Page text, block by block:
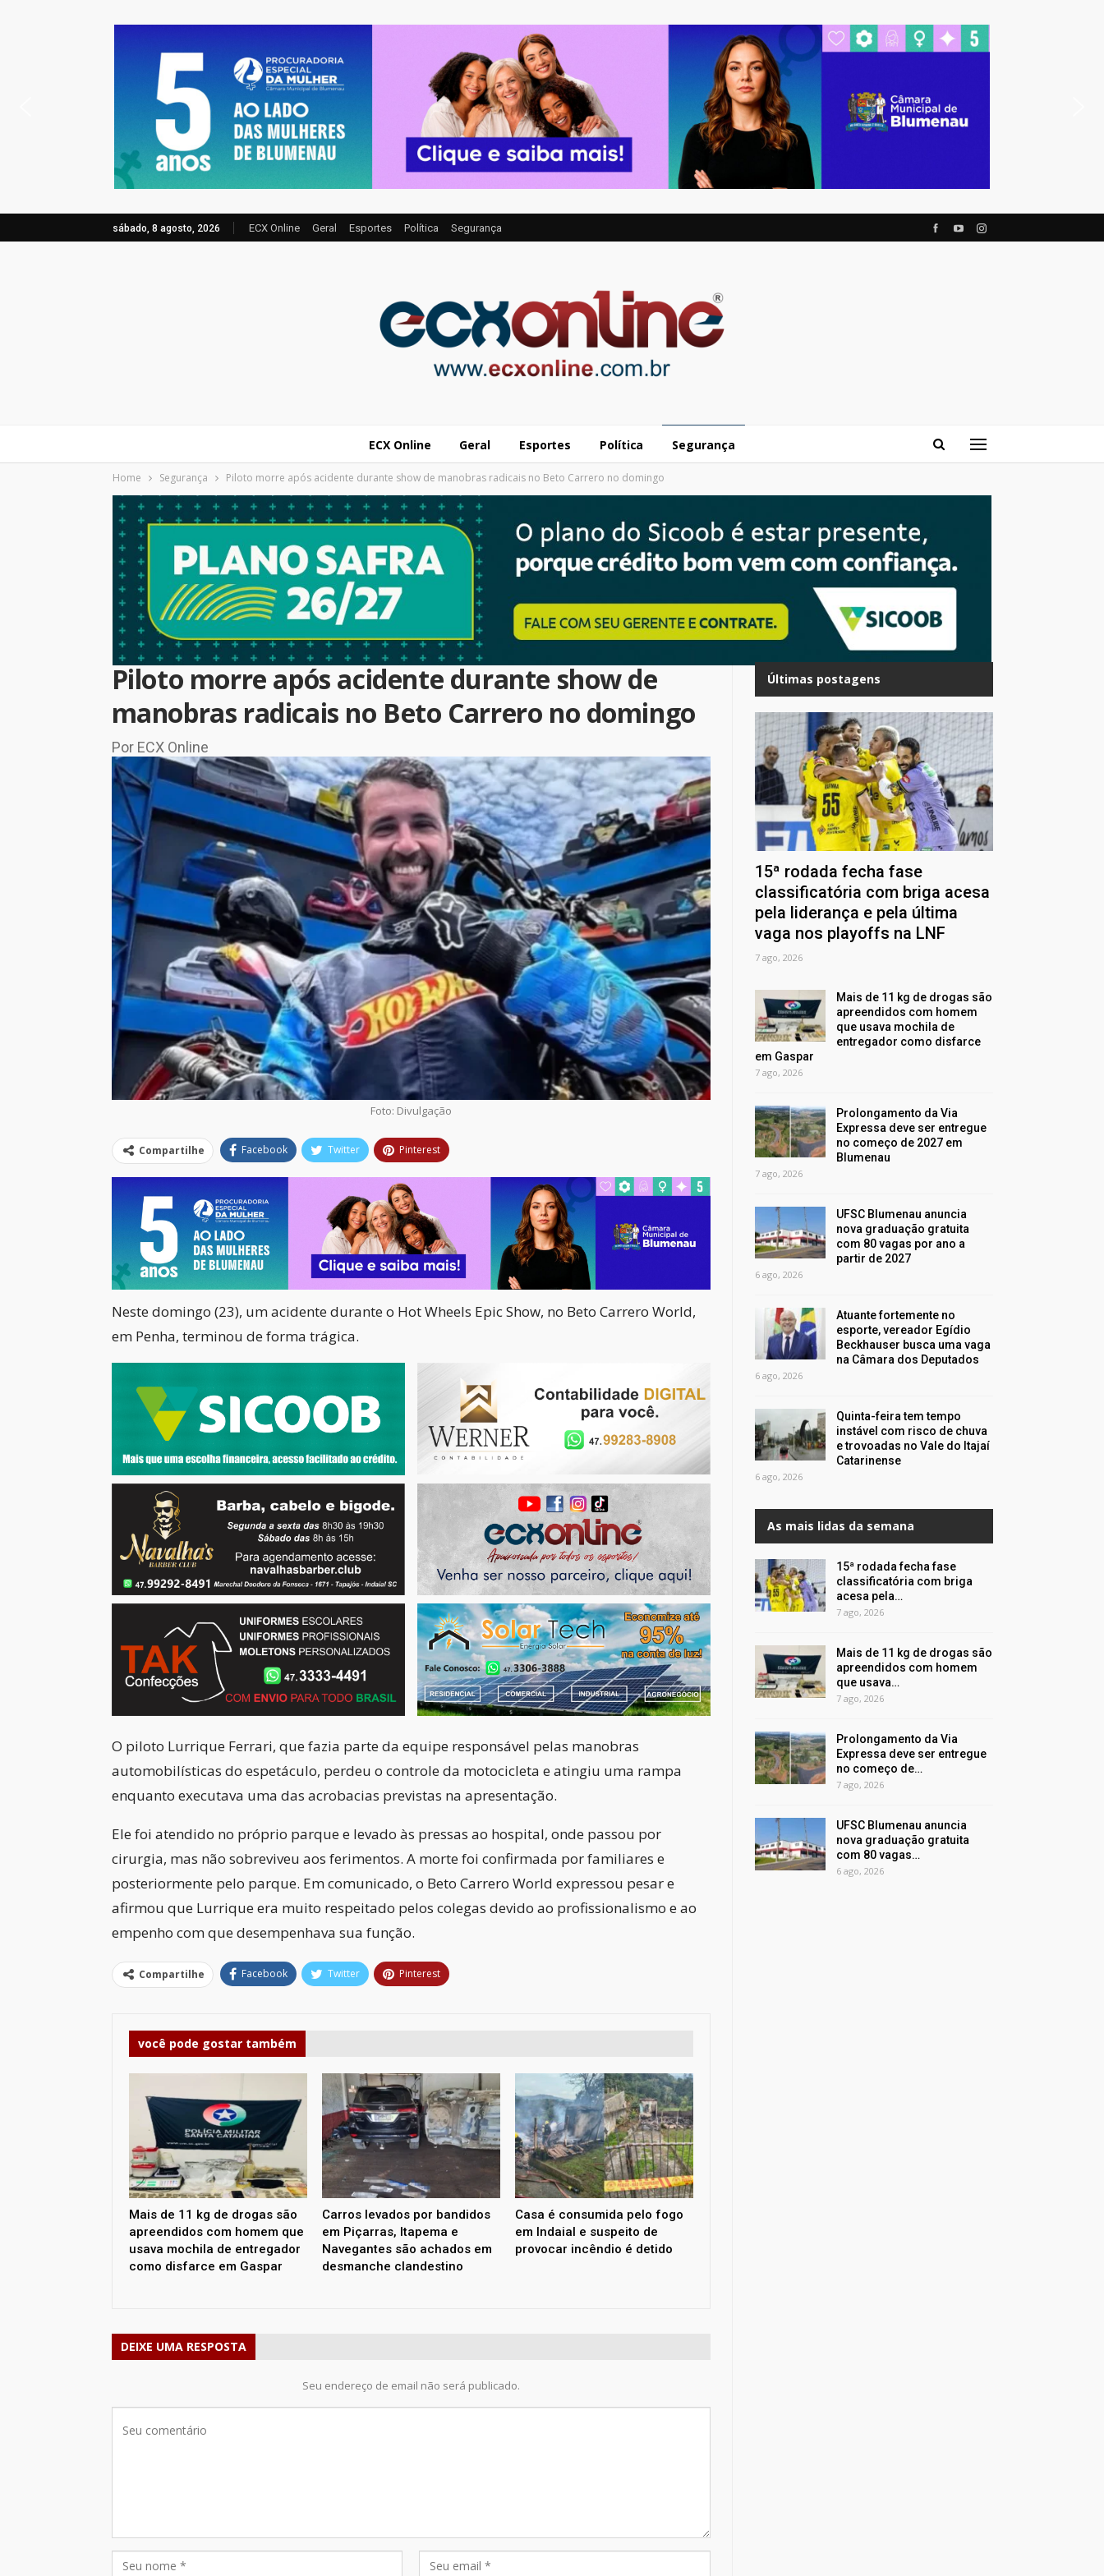
sábado, 8 agosto, 2026 ECX Online Geral Esportes Política Segurança
ECX Online Geral Esportes Política Segurança
Home Segurança Piloto morre após acidente durante show de manobras radicais no Beto Carrero no domingo
Piloto morre após acidente durante show de
manobras radicais no Beto Carrero no domingo
Por ECX Online
Foto: Divulgação
Compartilhe Facebook Twitter Pinterest
Neste domingo (23), um acidente durante o Hot Wheels Epic Show, no Beto Carrero World,
em Penha, terminou de forma trágica.
O piloto Lurrique Ferrari, que fazia parte da equipe responsável pelas manobras
automobilísticas do espetáculo, perdeu o controle da motocicleta e atingiu uma rampa
enquanto executava uma das acrobacias previstas na apresentação.
Ele foi atendido no próprio parque e levado às pressas ao hospital, onde passou por
cirurgia, mas não sobreviveu aos ferimentos. A morte foi confirmada por familiares e
posteriormente pelo parque. Em comunicado, o Beto Carrero World expressou pesar e
afirmou que Lurrique era muito respeitado pelos colegas devido ao profissionalismo e ao
empenho com que desempenhava sua função.
Compartilhe Facebook Twitter Pinterest
você pode gostar também
Mais de 11 kg de drogas são
apreendidos com homem que
usava mochila de entregador
como disfarce em Gaspar
Carros levados por bandidos
em Piçarras, Itapema e
Navegantes são achados em
desmanche clandestino
Casa é consumida pelo fogo
em Indaial e suspeito de
provocar incêndio é detido
DEIXE UMA RESPOSTA
Seu endereço de email não será publicado.
Últimas postagens
15ª rodada fecha fase
classificatória com briga acesa
pela liderança e pela última
vaga nos playoffs na LNF
7 ago, 2026
Mais de 11 kg de drogas são
apreendidos com homem
que usava mochila de
entregador como disfarce
em Gaspar
7 ago, 2026
Prolongamento da Via
Expressa deve ser entregue
no começo de 2027 em
Blumenau
7 ago, 2026
UFSC Blumenau anuncia
nova graduação gratuita
com 80 vagas por ano a
partir de 2027
6 ago, 2026
Atuante fortemente no
esporte, vereador Egídio
Beckhauser busca uma vaga
na Câmara dos Deputados
6 ago, 2026
Quinta-feira tem tempo
instável com risco de chuva
e trovoadas no Vale do Itajaí
Catarinense
6 ago, 2026
As mais lidas da semana
15ª rodada fecha fase
classificatória com briga
acesa pela…
7 ago, 2026
Mais de 11 kg de drogas são
apreendidos com homem
que usava…
7 ago, 2026
Prolongamento da Via
Expressa deve ser entregue
no começo de…
7 ago, 2026
UFSC Blumenau anuncia
nova graduação gratuita
com 80 vagas…
6 ago, 2026